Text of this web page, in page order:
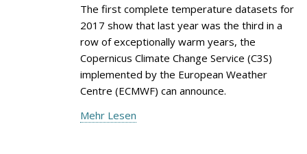
The first complete temperature datasets for
2017 show that last year was the third in a
row of exceptionally warm years, the
Copernicus Climate Change Service (C3S)
implemented by the European Weather
Centre (ECMWF) can announce.
Mehr Lesen